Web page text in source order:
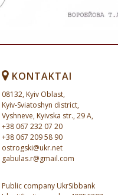
KONTAKTAI
08132, Kyiv Oblast,
Kyiv-Sviatoshyn district,
Vyshneve, Kyivska str., 29 A,
+38 067 232 07 20
+38 067 209 58 90
ostrogski@ukr.net
gabulas.r@gmail.com
Public company UkrSibbank